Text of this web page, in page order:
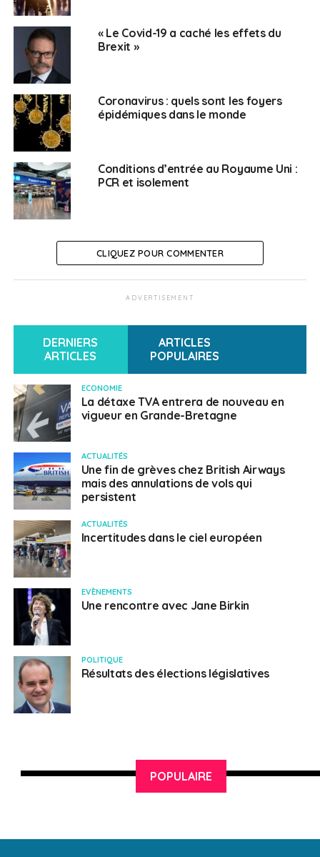
« Le Covid-19 a caché les effets du
Brexit »
Coronavirus : quels sont les foyers
épidémiques dans le monde
Conditions d’entrée au Royaume Uni :
PCR et isolement
CLIQUEZ POUR COMMENTER
ADVERTISEMENT
DERNIERS
ARTICLES
ARTICLES
POPULAIRES
ECONOMIE
La détaxe TVA entrera de nouveau en
vigueur en Grande-Bretagne
ACTUALITÉS
Une fin de grèves chez British Airways
mais des annulations de vols qui
persistent
ACTUALITÉS
Incertitudes dans le ciel européen
EVÈNEMENTS
Une rencontre avec Jane Birkin
POLITIQUE
Résultats des élections législatives
POPULAIRE